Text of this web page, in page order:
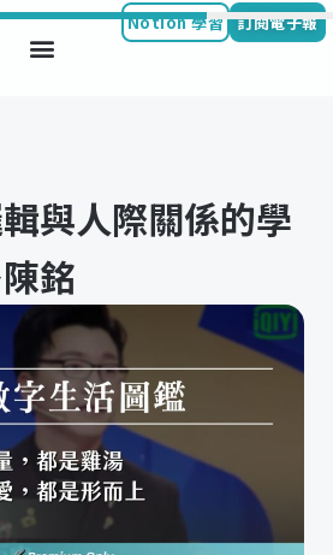
Notion 學習 訂閱電子報
與人際關係的學
銘